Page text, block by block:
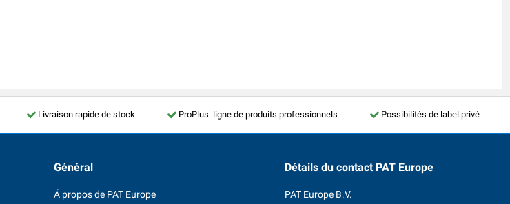
Livraison rapide de stock ProPlus: ligne de produits professionnels Possibilités de label privé
Général
Á propos de PAT Europe
Détails du contactPAT Europe
PAT Europe B.V.